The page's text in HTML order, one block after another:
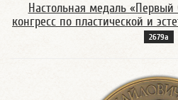
Настольная медаль «Первый
конгресс по пластической и
2679а